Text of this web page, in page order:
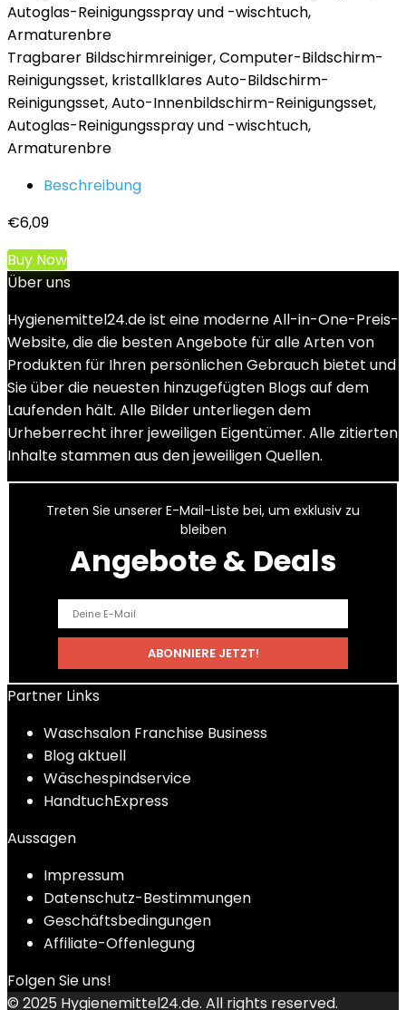
Tragbarer Bildschirmreiniger, Computer-Bildschirm-
Reinigungsset, kristallklares Auto-Bildschirm-
Reinigungsset, Auto-Innenbildschirm-Reinigungsset,
Autoglas-Reinigungsspray und -wischtuch,
Armaturenbre
Beschreibung
€6,09
Buy Now
Über uns
Hygienemittel24.de ist eine moderne All-in-One-Preis-
Website, die die besten Angebote für alle Arten von
Produkten für Ihren persönlichen Gebrauch bietet und
Sie über die neuesten hinzugefügten Blogs auf dem
Laufenden hält. Alle Bilder unterliegen dem
Urheberrecht ihrer jeweiligen Eigentümer. Alle zitierten
Inhalte stammen aus den jeweiligen Quellen.
Treten Sie unserer E-Mail-Liste bei, um exklusiv zu
bleiben
Angebote & Deals
Partner Links
Waschsalon Franchise Business
Blog aktuell
Wäschespindservice
HandtuchExpress
Aussagen
Impressum
Datenschutz-Bestimmungen
Geschäftsbedingungen
Affiliate-Offenlegung
Folgen Sie uns!
© 2025 Hygienemittel24.de. All rights reserved.